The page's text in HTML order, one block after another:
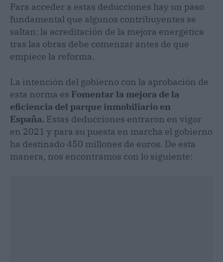
Para acceder a estas deducciones hay un paso
fundamental que algunos contribuyentes se
saltan: la acreditación de la mejora energética
tras las obras debe comenzar antes de que
empiece la reforma.
La intención del gobierno con la aprobación de
esta norma es Fomentar la mejora de la
eficiencia del parque inmobiliario en
España. Estas deducciones entraron en vigor
en 2021 y para su puesta en marcha el gobierno
ha destinado 450 millones de euros. De esta
manera, nos encontramos con lo siguiente: